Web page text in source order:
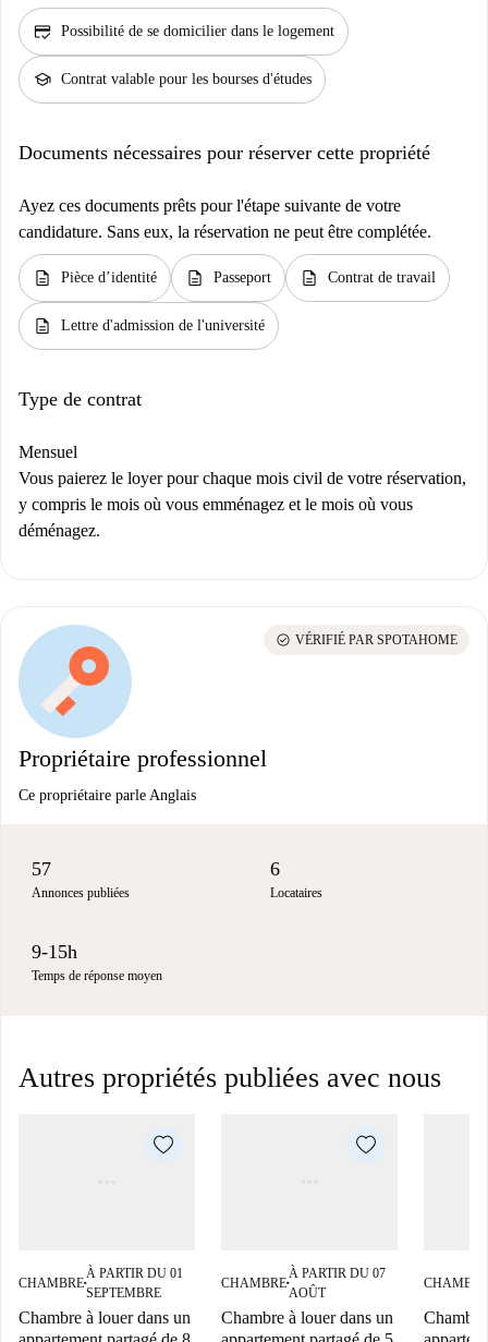
credit_score Possibilité de se domicilier dans le logement
school Contrat valable pour les bourses d'études
Documents nécessaires pour réserver cette propriété
Ayez ces documents prêts pour l'étape suivante de votre
candidature. Sans eux, la réservation ne peut être complétée.
description Pièce d’identité description Passeport description Contrat de travail
description Lettre d'admission de l'université
Type de contrat
Mensuel
Vous paierez le loyer pour chaque mois civil de votre réservation,
y compris le mois où vous emménagez et le mois où vous
déménagez.
Propriétaire professionnel
Ce propriétaire parle Anglais
check_circle VÉRIFIÉ PAR SPOTAHOME
57
Annonces publiées
6
Locataires
9-15h
Temps de réponse moyen
Autres propriétés publiées avec nous
CHAMBRE■
À PARTIR DU 01
SEPTEMBRE
Chambre à louer dans un
CHAMBRE■
À PARTIR DU 07
AOÛT
Chambre à louer dans un
CHAMBRE